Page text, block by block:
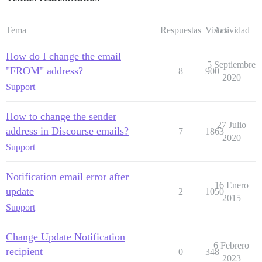
Tema Respuestas Vistas
Actividad
How do I change the email
"FROM" address?
Support
8 900
5 Septiembre
2020
How to change the sender
address in Discourse emails?
Support
7 1863
27 Julio
2020
Notification email error after
update
Support
2 1050
16 Enero
2015
Change Update Notification
recipient
0 348
6 Febrero
2023